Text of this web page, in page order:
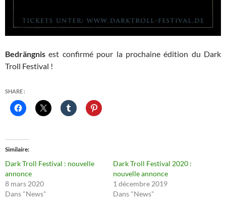
Bedrängnis est confirmé pour la prochaine édition du Dark
Troll Festival !
SHARE :
Similaire
Dark Troll Festival : nouvelle
annonce
8 mars 2020
Dans "News"
Dark Troll Festival 2020 :
nouvelle annonce
1 décembre 2019
Dans "News"